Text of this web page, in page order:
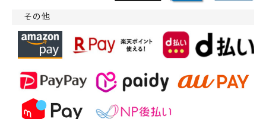
その他